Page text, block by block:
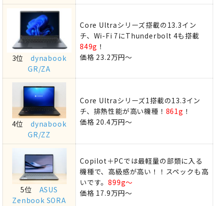
3位 dynabook
GR/ZA
Core Ultraシリーズ搭載の13.3イン
チ、Wi-Fi 7にThunderbolt 4も搭載
849g ！
価格 23.2万円～
4位 dynabook
GR/ZZ
Core Ultraシリーズ1搭載の13.3イン
チ、排熱性能が高い機種！ 861g ！
価格 20.4万円～
5位 ASUS
Zenbook SORA
Copilot＋PCでは最軽量の部類に入る
機種で、高級感が高い！！スペックも高
いです。899g～
価格 17.9万円～